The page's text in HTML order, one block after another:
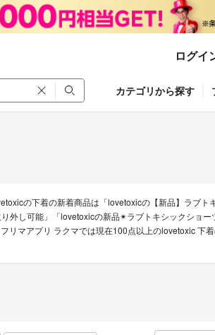
ログイ
カテゴリから探す
の下着の新着商品は「lovetoxicの【新品】ラブト
し可能」「lovetoxicの新品✴︎ラブトキシックショー
リマアプリ ラクマでは現在100点以上のlovetoxic 下